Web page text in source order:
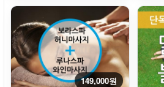
업 & 샌딩 제공, 오전/오후 두 타
임으로 운영됩니다.
149,000원